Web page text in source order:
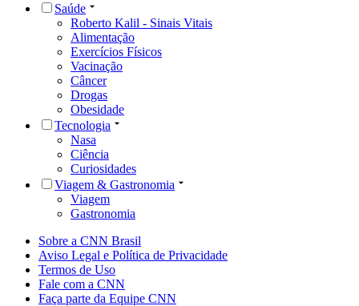
Saúde
Roberto Kalil - Sinais Vitais
Alimentação
Exercícios Físicos
Vacinação
Câncer
Drogas
Obesidade
Tecnologia
Nasa
Ciência
Curiosidades
Viagem & Gastronomia
Viagem
Gastronomia
Sobre a CNN Brasil
Aviso Legal e Política de Privacidade
Termos de Uso
Fale com a CNN
Faça parte da Equipe CNN